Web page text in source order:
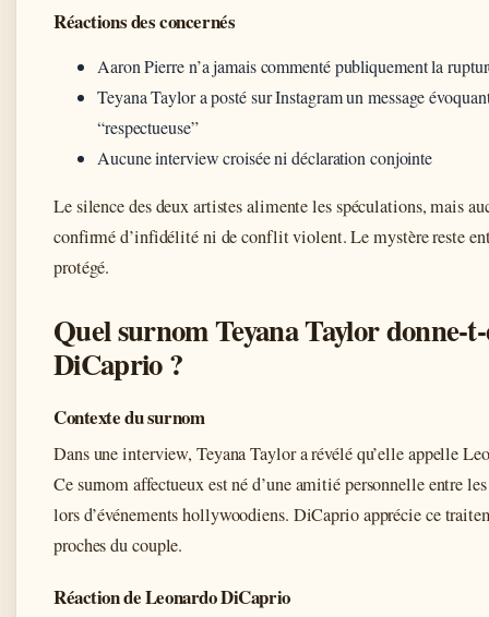
Réactions des concernés
Aaron Pierre n’a jamais commenté publiquement la
Teyana Taylor a posté sur Instagram un message
“respectueuse”
Aucune interview croisée ni déclaration conjointe
Le silence des deux artistes alimente les spéculations, mais
confirmé d’infidélité ni de conflit violent. Le mystère reste
protégé.
Quel surnom Teyana Taylor donne-
DiCaprio ?
Contexte du surnom
Dans une interview, Teyana Taylor a révélé qu’elle appelle
Ce surnom affectueux est né d’une amitié personnelle entre
lors d’événements hollywoodiens. DiCaprio apprécie ce
proches du couple.
Réaction de Leonardo DiCaprio